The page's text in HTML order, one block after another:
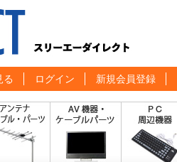
る ログイン 新規会員登録